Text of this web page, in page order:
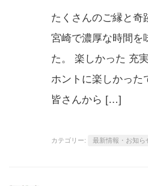
たくさんのご縁と奇
宮崎で濃厚な時間を
た。 楽しかった 充
ホントに楽しかった
皆さんから […]
カテゴリー: 最新情報・お知ら